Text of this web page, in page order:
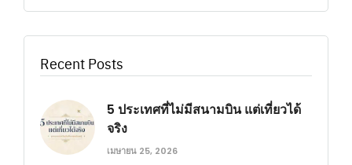
Recent Posts
5 ประเทศที่ไม่มีสนามบิน แต่เที่ยวได้
จริง
เมษายน 25, 2026